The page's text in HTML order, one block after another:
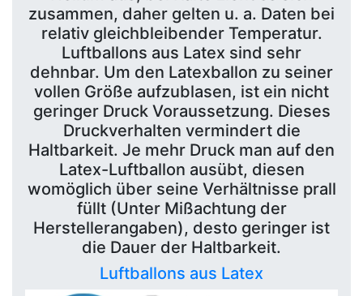
zusammen, daher gelten u. a. Daten bei
relativ gleichbleibender Temperatur.
Luftballons aus Latex sind sehr
dehnbar. Um den Latexballon zu seiner
vollen Größe aufzublasen, ist ein nicht
geringer Druck Voraussetzung. Dieses
Druckverhalten vermindert die
Haltbarkeit. Je mehr Druck man auf den
Latex-Luftballon ausübt, diesen
womöglich über seine Verhältnisse prall
füllt (Unter Mißachtung der
Herstellerangaben), desto geringer ist
die Dauer der Haltbarkeit.
Luftballons aus Latex